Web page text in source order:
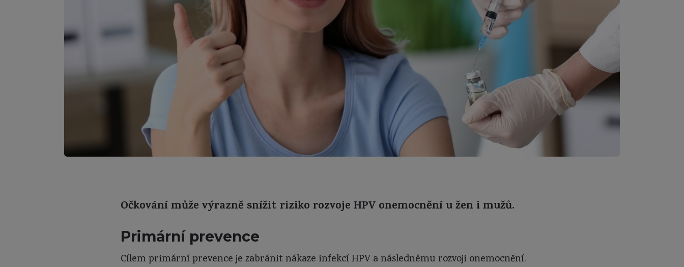
Očkování může výrazně snížit riziko rozvoje HPV onemocnění u žen i mužů.
Primární prevence
Cílem primární prevence je zabránit nákaze infekcí HPV a následnému rozvoji onemocnění.